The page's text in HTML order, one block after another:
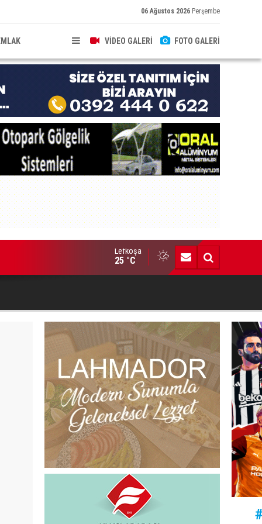
06 Ağustos 2026 Perşembe
VİDEO GALERİ FOTO GALERİ
Hürmüz Boğazı'nın açılması için anlaşma taslağına son hali
Lefkoşa
25 °C